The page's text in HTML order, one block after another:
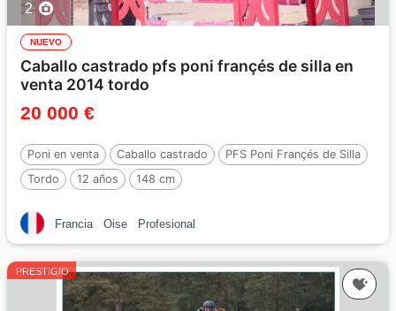
2
NUEVO
Caballo castrado pfs poni françés de silla en
venta 2014 tordo
20 000 €
Poni en venta Caballo castrado
PFS Poni Françés de Silla
Tordo
12 años 148 cm
Francia Oise Profesional
PRESTIGIO